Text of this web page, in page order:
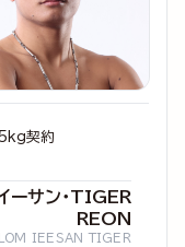
契約
ーサン・TIGER
REON
LOM IEESAN TIGER